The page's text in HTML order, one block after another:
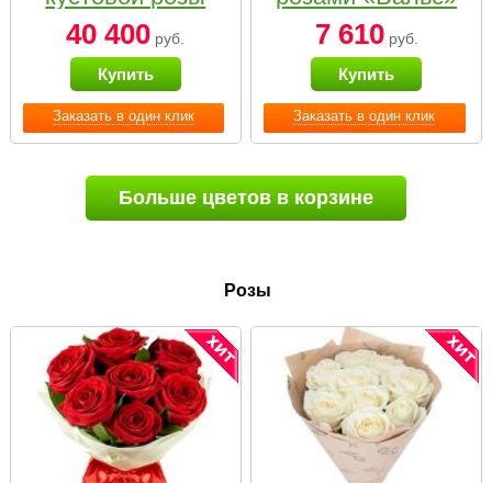
Заказать в один клик
нежных тонов
40 400 руб.
Купить
Заказать в один клик
7 610руб.
Купить
Больше цветов в корзине
Розы